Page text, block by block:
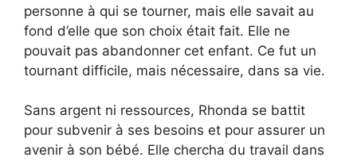
personne à qui se tourner, mais elle savait au
fond d’elle que son choix était fait. Elle ne
pouvait pas abandonner cet enfant. Ce fut un
tournant difficile, mais nécessaire, dans sa vie.
Sans argent ni ressources, Rhonda se battit
pour subvenir à ses besoins et pour assurer un
avenir à son bébé. Elle chercha du travail dans